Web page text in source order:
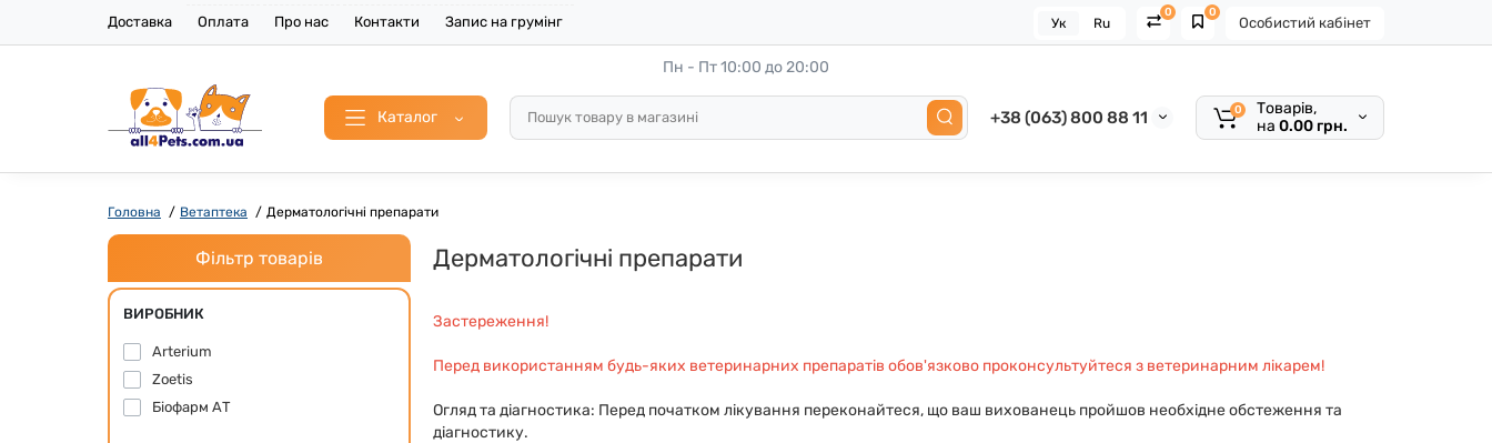
Доставка Оплата Про нас Контакти Запис на грумінг Особистий кабінет
0
0
Ук Ru
Каталог
Пн - Пт 10:00 до 20:00
+38 (063) 800 88 11 0
Товарів,
на 0.00 грн.
Головна Ветаптека Дерматологічні препарати
Фільтр товарів
ВИРОБНИК
Arterium
Zoetis
Біофарм АТ
Дерматологічні препарати
Застереження!
Перед використанням будь-яких ветеринарних препаратів обов'язково проконсультуйтеся з ветеринарним лікарем!
Огляд та діагностика: Перед початком лікування переконайтеся, що ваш вихованець пройшов необхідне обстеження та
діагностику.